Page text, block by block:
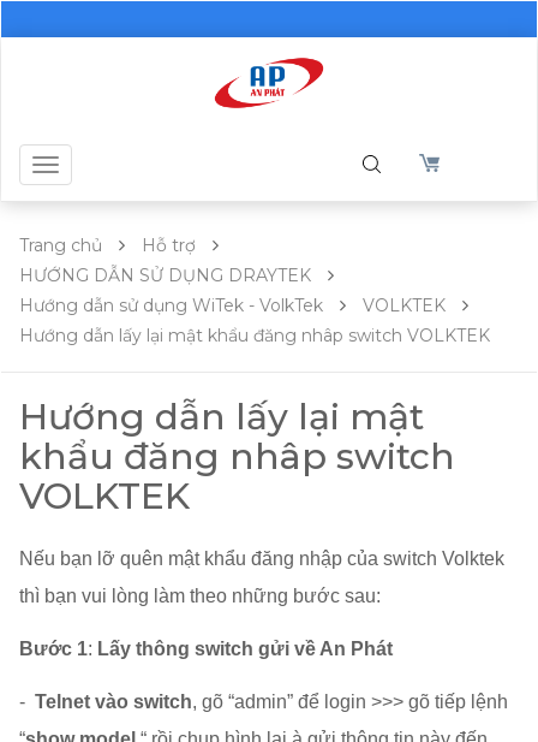
Toggle
navigation
Trang chủ
Hỗ trợ
HƯỚNG DẪN SỬ DỤNG DRAYTEK
Hướng dẫn sử dụng WiTek - VolkTek
VOLKTEK
Hướng dẫn lấy lại mật khẩu đăng nhâp switch VOLKTEK
Hướng dẫn lấy lại mật
khẩu đăng nhâp switch
VOLKTEK
Nếu bạn lỡ quên mật khẩu đăng nhập của switch Volktek
thì bạn vui lòng làm theo những bước sau:
Bước 1: Lấy thông switch gửi về An Phát
- Telnet vào switch, gõ “admin” để login >>> gõ tiếp lệnh